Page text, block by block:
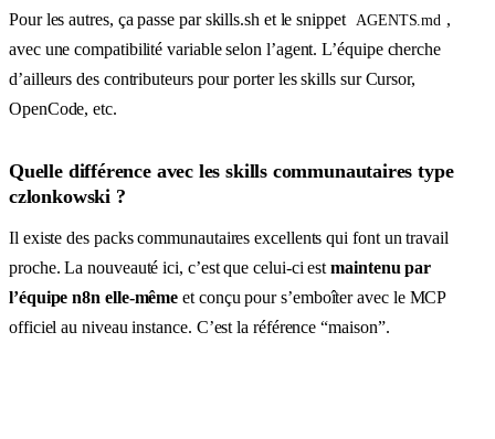
Pour les autres, ça passe par skills.sh et le snippet AGENTS.md ,
avec une compatibilité variable selon l’agent. L’équipe cherche
d’ailleurs des contributeurs pour porter les skills sur Cursor,
OpenCode, etc.
Quelle différence avec les skills communautaires type
czlonkowski ?
Il existe des packs communautaires excellents qui font un travail
proche. La nouveauté ici, c’est que celui-ci estmaintenu par
l’équipe n8n elle-même et conçu pour s’emboîter avec le MCP
officiel au niveau instance. C’est la référence “maison”.